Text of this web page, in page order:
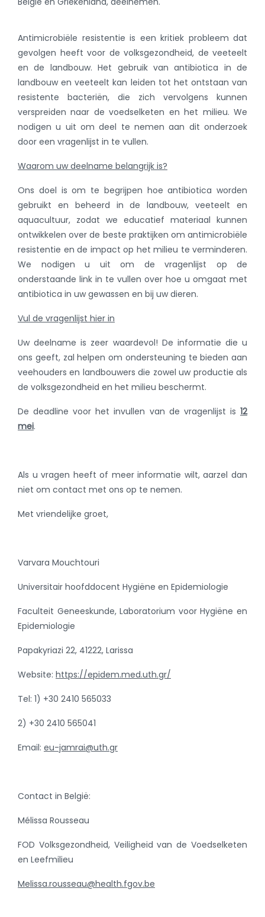
Antimicrobiële resistentie is een kritiek probleem dat
gevolgen heeft voor de volksgezondheid, de veeteelt
en de landbouw. Het gebruik van antibiotica in de
landbouw en veeteelt kan leiden tot het ontstaan van
resistente bacteriën, die zich vervolgens kunnen
verspreiden naar de voedselketen en het milieu. We
nodigen u uit om deel te nemen aan dit onderzoek
door een vragenlijst in te vullen.
Waarom uw deelname belangrijk is?
Ons doel is om te begrijpen hoe antibiotica worden
gebruikt en beheerd in de landbouw, veeteelt en
aquacultuur, zodat we educatief materiaal kunnen
ontwikkelen over de beste praktijken om antimicrobiële
resistentie en de impact op het milieu te verminderen.
We nodigen u uit om de vragenlijst op de
onderstaande link in te vullen over hoe u omgaat met
antibiotica in uw gewassen en bij uw dieren.
Vul de vragenlijst hier in
Uw deelname is zeer waardevol! De informatie die u
ons geeft, zal helpen om ondersteuning te bieden aan
veehouders en landbouwers die zowel uw productie als
de volksgezondheid en het milieu beschermt.
De deadline voor het invullen van de vragenlijst is 12
mei.
Als u vragen heeft of meer informatie wilt, aarzel dan
niet om contact met ons op te nemen.
Met vriendelijke groet,
Varvara Mouchtouri
Universitair hoofddocent Hygiëne en Epidemiologie
Faculteit Geneeskunde, Laboratorium voor Hygiëne en
Epidemiologie
Papakyriazi 22, 41222, Larissa
Website: https://epidem.med.uth.gr/
Tel: 1) +30 2410 565033
2) +30 2410 565041
Email: eu-jamrai@uth.gr
Contact in België:
Mélissa Rousseau
FOD Volksgezondheid, Veiligheid van de Voedselketen
en Leefmilieu
Melissa.rousseau@health.fgov.be